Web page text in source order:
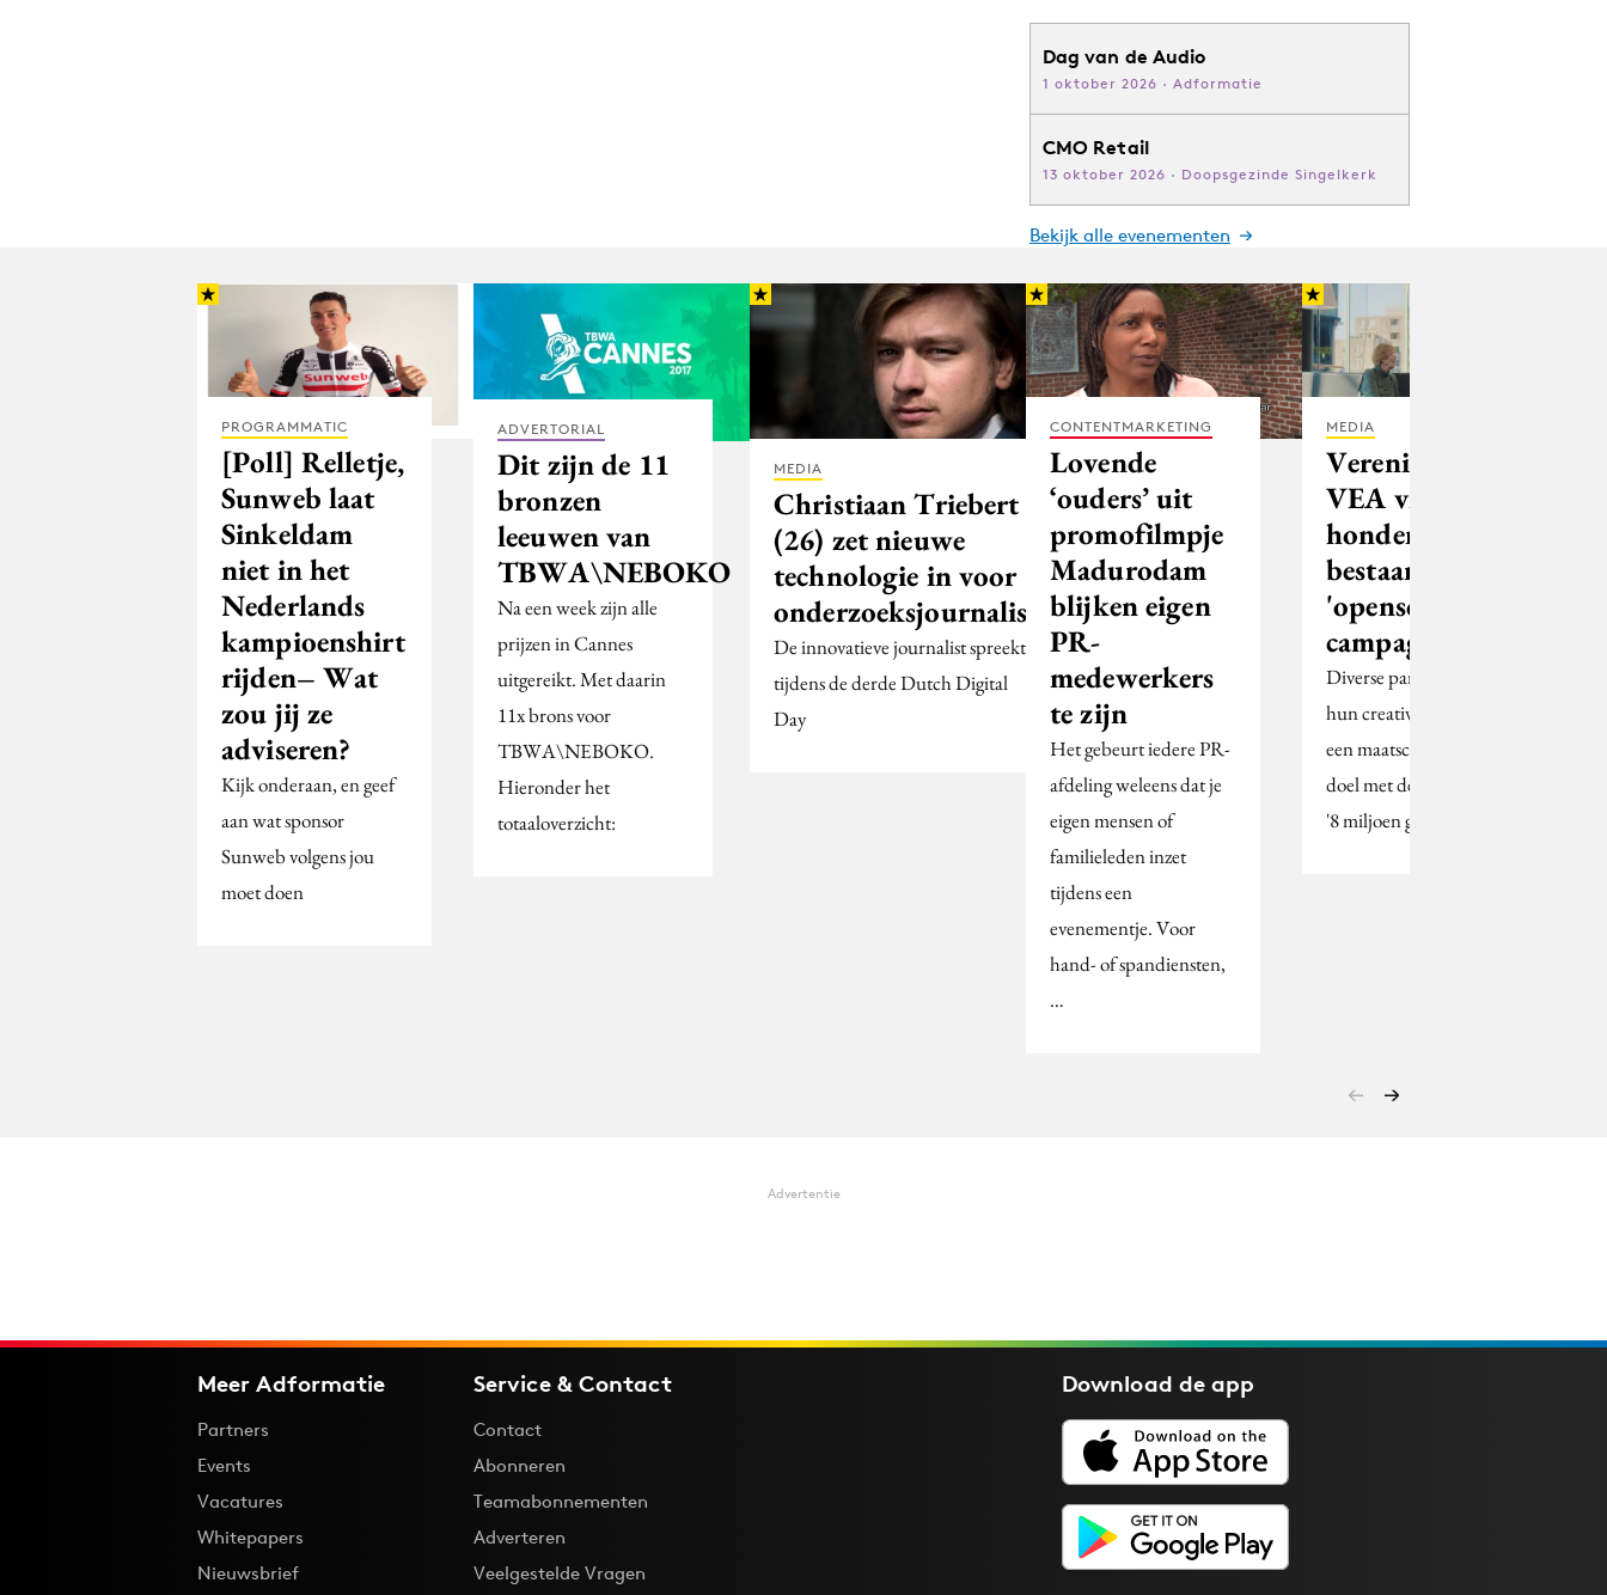
Dag van de Audio
1 oktober 2026 · Adformatie
CMO Retail
13 oktober 2026 · Doopsgezinde Singelkerk
Bekijk alle evenementen
PROGRAMMATIC
[Poll] Relletje,
Sunweb laat
Sinkeldam
niet in het
Nederlands
kampioenshirt
rijden– Wat
zou jij ze
adviseren?
Kijk onderaan, en geef
aan wat sponsor
Sunweb volgens jou
moet doen
ADVERTORIAL
Dit zijn de 11
bronzen
leeuwen van
TBWA\NEBOKO
Na een week zijn alle
prijzen in Cannes
uitgereikt. Met daarin
11x brons voor
TBWA\NEBOKO.
Hieronder het
totaaloverzicht:
MEDIA
Christiaan Triebert
(26) zet nieuwe
technologie in voor
onderzoeksjournalistiek
De innovatieve journalist spreekt
tijdens de derde Dutch Digital
Day
CONTENTMARKETING
Lovende
‘ouders’ uit
promofilmpje
Madurodam
blijken eigen
PR-
medewerkers
te zijn
Het gebeurt iedere PR-
afdeling weleens dat je
eigen mensen of
familieleden inzet
tijdens een
evenementje. Voor
hand- of spandiensten,
…
MEDIA
Vereniging
VEA viert
honderdjarig
bestaan met
'opensource-
campagne'
Diverse partijen zetten
hun creativiteit in voor
een maatschappelijk
doel met de campagne
'8 miljoen gesprekken'
Advertentie
Meer Adformatie
Partners
Events
Vacatures
Whitepapers
Nieuwsbrief
Service & Contact
Contact
Abonneren
Teamabonnementen
Adverteren
Veelgestelde Vragen
Download deapp